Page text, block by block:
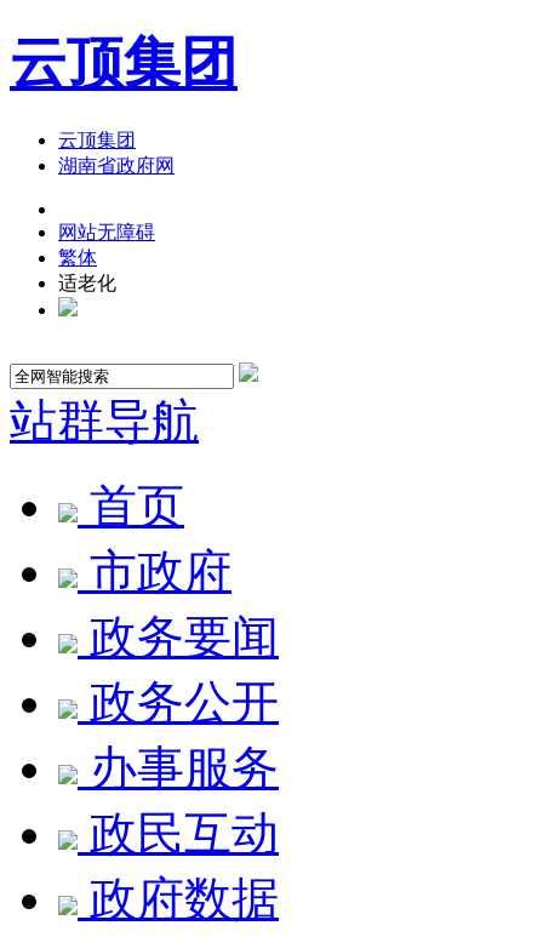
云顶集团
云顶集团
湖南省政府网
网站无障碍
繁体
适老化
站群导航
首页
市政府
政务要闻
政务公开
办事服务
政民互动
政府数据